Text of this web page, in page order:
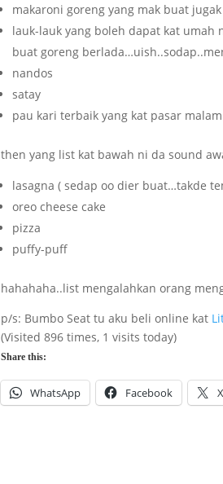
makaroni goreng yang mak buat jugak
lauk-lauk yang boleh dapat kat umah
buat goreng
nandos
satay
pau kari terbaik yang kat pasar
then yang list kat bawah ni da sound
lasagna ( sedap oo dier buat…takde
oreo cheese cake
pizza
puffy-puff
hahahaha..list mengalahkan orang
p/s: Bumbo Seat tu aku beli online kat
(Visited 896 times, 1 visits today)
Share this:
WhatsApp Facebook X